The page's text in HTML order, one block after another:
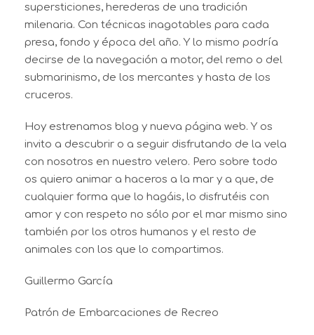
supersticiones, herederas de una tradición
milenaria. Con técnicas inagotables para cada
presa, fondo y época del año. Y lo mismo podría
decirse de la navegación a motor, del remo o del
submarinismo, de los mercantes y hasta de los
cruceros.
Hoy estrenamos blog y nueva página web. Y os
invito a descubrir o a seguir disfrutando de la vela
con nosotros en nuestro velero. Pero sobre todo
os quiero animar a haceros a la mar y a que, de
cualquier forma que lo hagáis, lo disfrutéis con
amor y con respeto no sólo por el mar mismo sino
también por los otros humanos y el resto de
animales con los que lo compartimos.
Guillermo García
Patrón de Embarcaciones de Recreo